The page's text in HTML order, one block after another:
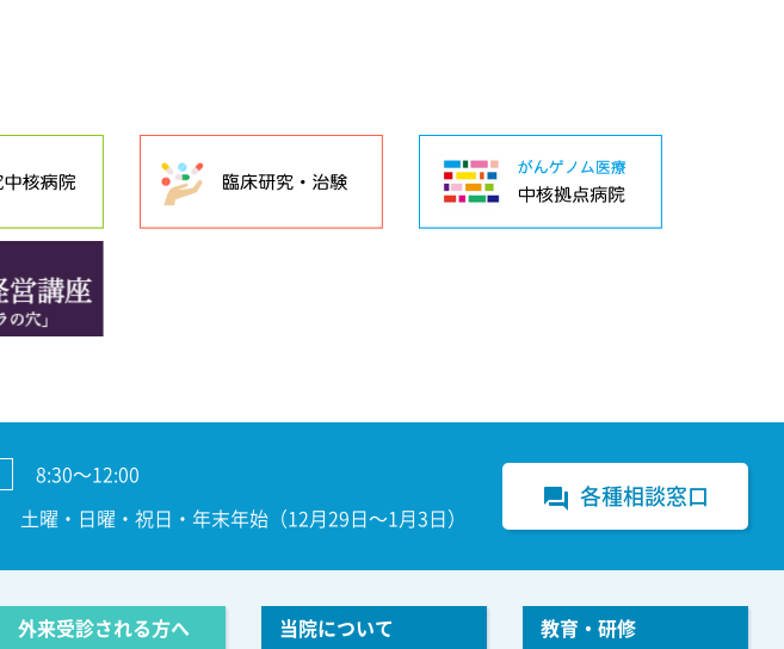
8:30～12:00
土曜・日曜・祝日・年末年始（12月29日～1月3日）
forum 各種相談窓口
外来受診される方へ 当院について 教育・研修